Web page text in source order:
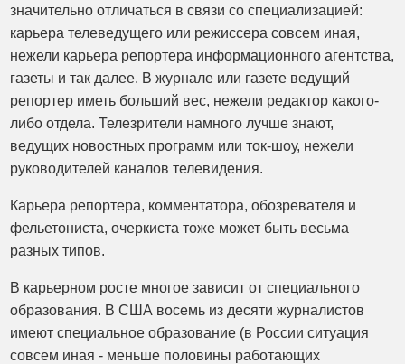
значительно отличаться в связи со специализацией:
карьера телеведущего или режиссера совсем иная,
нежели карьера репортера информационного агентства,
газеты и так далее. В журнале или газете ведущий
репортер иметь больший вес, нежели редактор какого-
либо отдела. Телезрители намного лучше знают,
ведущих новостных программ или ток-шоу, нежели
руководителей каналов телевидения.
Карьера репортера, комментатора, обозревателя и
фельетониста, очеркиста тоже может быть весьма
разных типов.
В карьерном росте многое зависит от специального
образования. В США восемь из десяти журналистов
имеют специальное образование (в России ситуация
совсем иная - меньше половины работающих